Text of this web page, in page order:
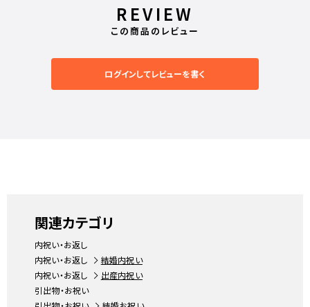
REVIEW
この商品のレビュー
ログインしてレビューを書く
関連カテゴリ
内祝い・お返し
内祝い・お返し
結婚内祝い
内祝い・お返し
出産内祝い
引出物・お祝い